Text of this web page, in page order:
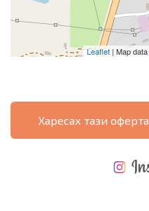
Leaflet | Map data
Харесах тази